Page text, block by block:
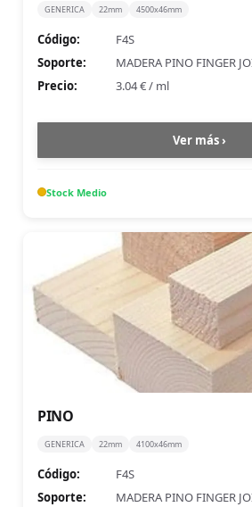
GENERICA 22mm 4500x46mm
Código:
F4S
Soporte:
MADERA PINO FINGER
Precio:
3.04 €/ ml
Ver más ›
Stock Medio
PINO
GENERICA 22mm 4100x46mm
Código:
F4S
Soporte:
MADERA PINO FINGER